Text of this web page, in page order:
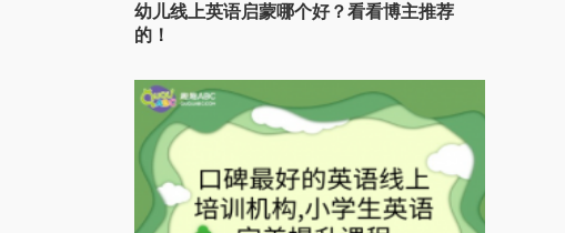
幼儿线上英语启蒙哪个好？看看博主推荐
的！